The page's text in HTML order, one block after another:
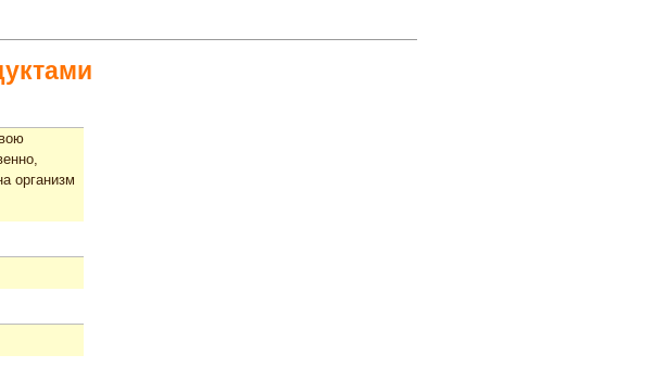
организм